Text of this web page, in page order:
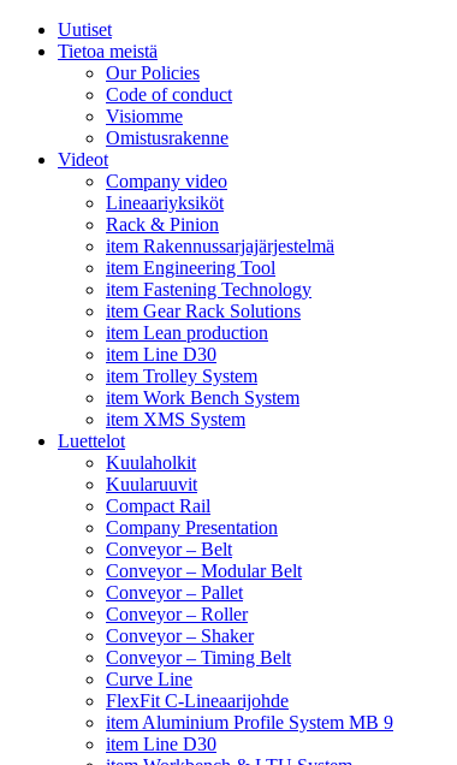
Uutiset
Tietoa meistä
Our Policies
Code of conduct
Visiomme
Omistusrakenne
Videot
Company video
Lineaariyksiköt
Rack & Pinion
item Rakennussarjajärjestelmä
item Engineering Tool
item Fastening Technology
item Gear Rack Solutions
item Lean production
item Line D30
item Trolley System
item Work Bench System
item XMS System
Luettelot
Kuulaholkit
Kuularuuvit
Compact Rail
Company Presentation
Conveyor – Belt
Conveyor – Modular Belt
Conveyor – Pallet
Conveyor – Roller
Conveyor – Shaker
Conveyor – Timing Belt
Curve Line
FlexFit C-Lineaarijohde
item Aluminium Profile System MB 9
item Line D30